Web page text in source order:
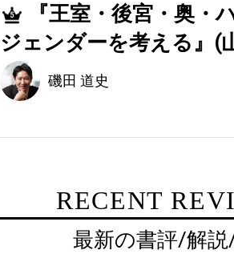
5
『王室・後宮・奥・
ジェンダーを考える』(
磯田 道史
RECENT
最新の書評/解